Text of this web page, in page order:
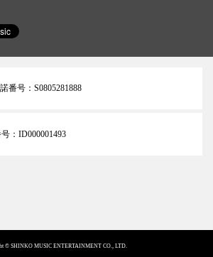
番号： S0805281888
： ID000001493
© SHINKO MUSIC ENTERTAINMENT CO., LTD.